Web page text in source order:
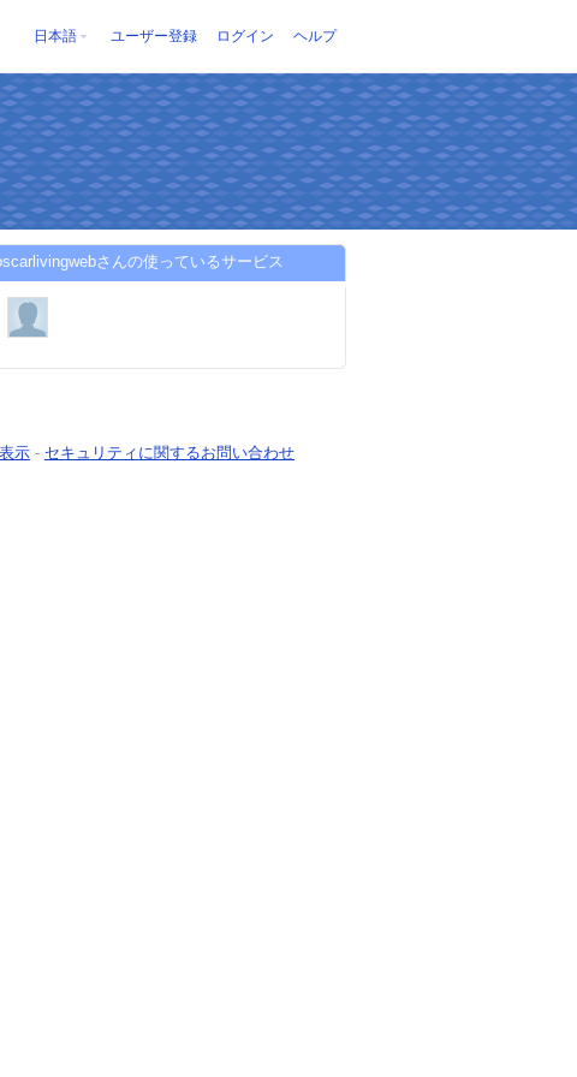
日本語 ユーザー登録 ログイン ヘルプ
さんの使っているサービス
示 - セキュリティに関するお問い合わせ